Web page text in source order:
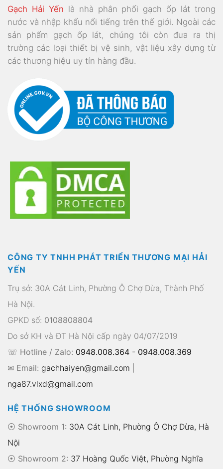
Gạch Hải Yến là nhà phân phối gạch ốp lát trong
nước và nhập khẩu nổi tiếng trên thế giới. Ngoài các
sản phẩm gạch ốp lát, chúng tôi còn đưa ra thị
trường các loại thiết bị vệ sinh, vật liệu xây dựng từ
các thương hiệu uy tín hàng đầu.
CÔNG TY TNHH PHÁT TRIỂN THƯƠNG MẠI HẢI
YẾN
Trụ sở: 30A Cát Linh, Phường Ô Chợ Dừa, Thành Phố
Hà Nội.
GPKD số: 0108808804
Do sở KH và ĐT Hà Nội cấp ngày 04/07/2019
☏ Hotline / Zalo: 0948.008.364 - 0948.008.369
✉ Email: gachhaiyen@gmail.com
nga87.vlxd@gmail.com
HỆ THỐNG SHOWROOM
⦿ Showroom 1: 30A Cát Linh, Phường Ô Chợ Dừa, Hà
Nội
⦿ Showroom 2: 37 Hoàng Quốc Việt, Phường Nghĩa